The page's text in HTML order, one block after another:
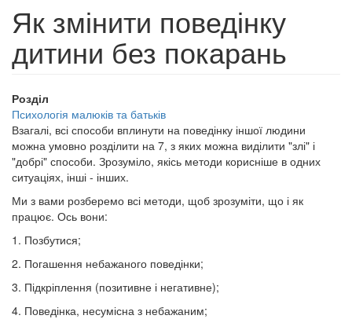
Як змінити поведінку
дитини без покарань
Розділ
Психологія малюків та батьків
Взагалі, всі способи вплинути на поведінку іншої людини
можна умовно розділити на 7, з яких можна виділити "злі" і
"добрі" способи. Зрозуміло, якісь методи корисніше в одних
ситуаціях, інші - інших.
Ми з вами розберемо всі методи, щоб зрозуміти, що і як
працює. Ось вони:
1. Позбутися;
2. Погашення небажаного поведінки;
3. Підкріплення (позитивне і негативне);
4. Поведінка, несумісна з небажаним;